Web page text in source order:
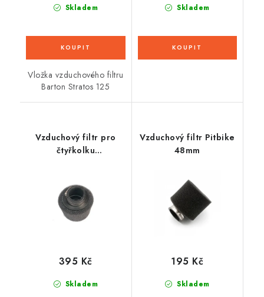
Skladem
Vložka vzduchového filtru
Barton Stratos 125
Skladem
Vzduchový filtr pro
čtyřkolku
Skladem
395 Kč
Vzduchový filtr Pitbike
48mm
Skladem
195 Kč